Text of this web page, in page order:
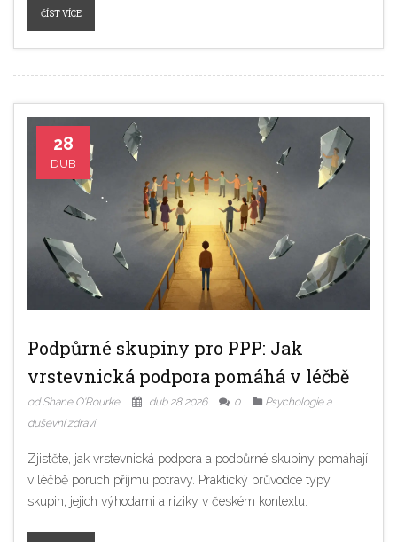
ČÍST VÍCE
28
DUB
Podpůrné skupiny pro PPP: Jak
vrstevnická podpora pomáhá v léčbě
od Shane O'Rourke dub 28 2026 0
Psychologie a
duševní zdraví
Zjistěte, jak vrstevnická podpora a podpůrné skupiny pomáhají
v léčbě poruch příjmu potravy. Praktický průvodce typy
skupin, jejich výhodami a riziky v českém kontextu.